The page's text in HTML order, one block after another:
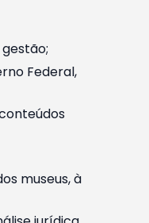
Federal,
museus, à